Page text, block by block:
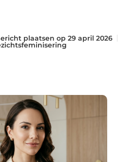
plaatsen op 29 april 2026